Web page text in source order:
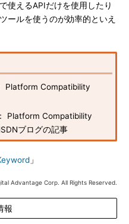
使えるAPIだけを使用したり
ールを使うのが効率的といえ
Platform Compatibility
： Platform Compatibility
ブログの記事
」
Advantage Corp. All Rights Reserved.
報